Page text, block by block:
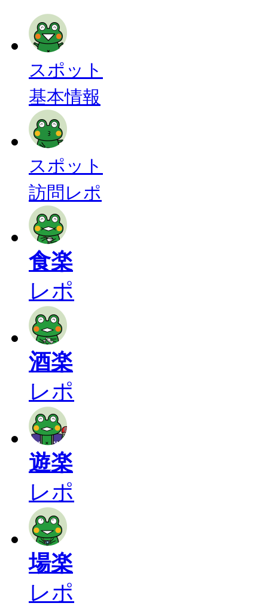
スポット
基本情報
スポット
訪問レポ
食楽
レポ
酒楽
レポ
遊楽
レポ
場楽
レポ